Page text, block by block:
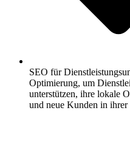
SEO für
Optimierung, um
unterstützen, ihre lokale
und neue Kunden in